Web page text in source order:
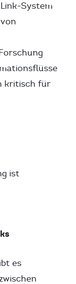
System
kritisch für
ist
es